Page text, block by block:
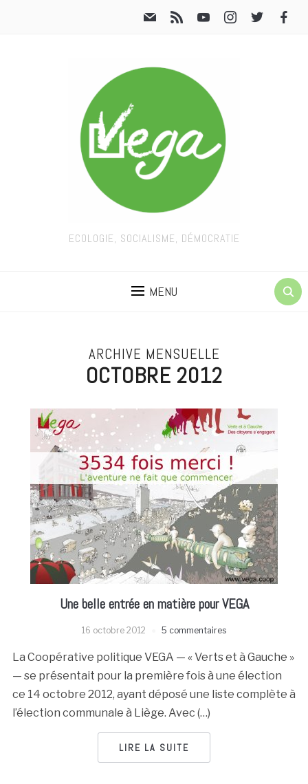
ECOLOGIE, SOCIALISME, DÉMOCRATIE
MENU
ARCHIVE MENSUELLE
OCTOBRE 2012
Une belle entrée en matière pour VEGA
16 octobre 2012 5 commentaires
La Coopérative politique VEGA — « Verts et à Gauche »
— se présentait pour la première fois à une élection
ce 14 octobre 2012, ayant déposé une liste complète à
l’élection communale à Liège. Avec (…)
LIRE LA SUITE